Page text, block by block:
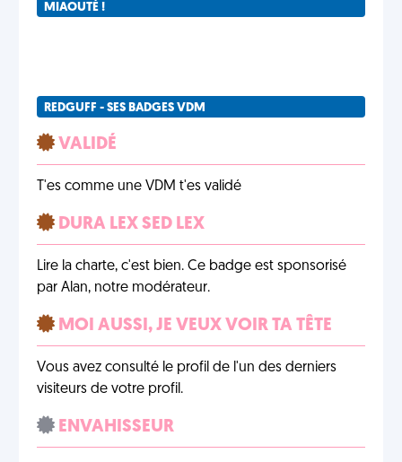
MIAOUTÉ !
REDGUFF - SES BADGES VDM
VALIDÉ
T'es comme une VDM t'es validé
DURA LEX SED LEX
Lire la charte, c'est bien. Ce badge est sponsorisé
par Alan, notre modérateur.
MOI AUSSI, JE VEUX VOIR TA TÊTE
Vous avez consulté le profil de l'un des derniers
visiteurs de votre profil.
ENVAHISSEUR